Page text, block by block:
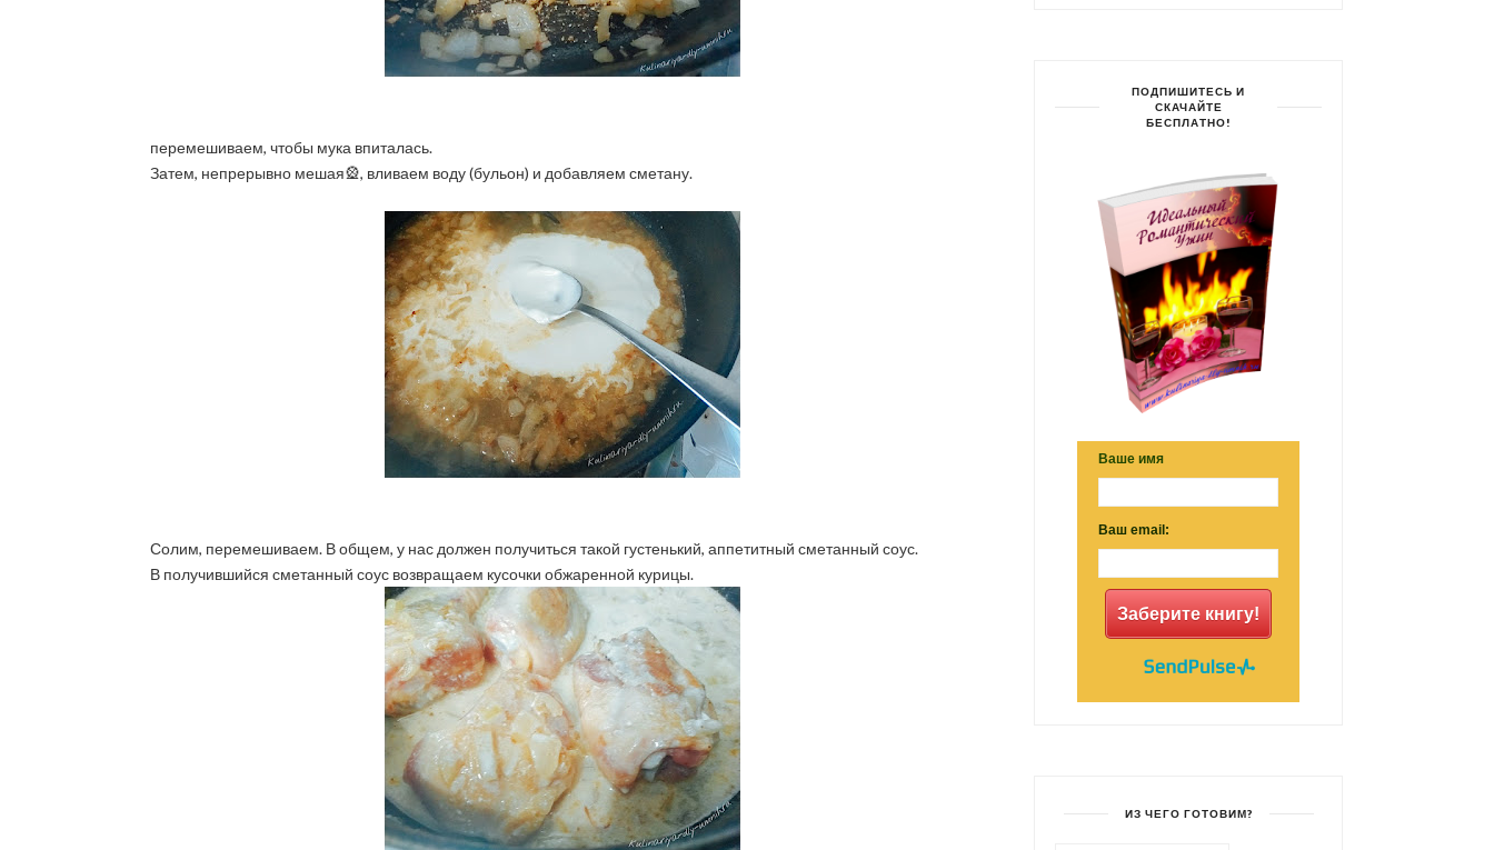
перемешиваем, чтобы мука впиталась.
Затем, непрерывно мешая🎡, вливаем воду (бульон) и добавляем сметану.
Солим, перемешиваем. В общем, у нас должен получиться такой густенький, аппетитный сметанный соус.
В получившийся сметанный соус возвращаем кусочки обжаренной курицы.
ПОДПИШИТЕСЬ И
СКАЧАЙТЕ
БЕСПЛАТНО!
Ваше имя
Ваш email:
Заберите книгу!
ИЗ ЧЕГО ГОТОВИМ?